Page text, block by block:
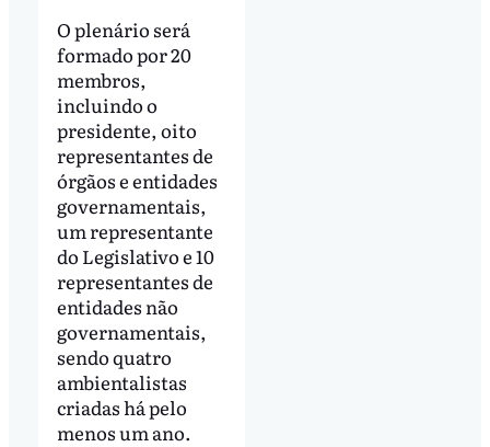
O plenário será
formado por 20
membros,
incluindo o
presidente, oito
representantes de
órgãos e entidades
governamentais,
um representante
do Legislativo e 10
representantes de
entidades não
governamentais,
sendo quatro
ambientalistas
criadas há pelo
menos um ano.